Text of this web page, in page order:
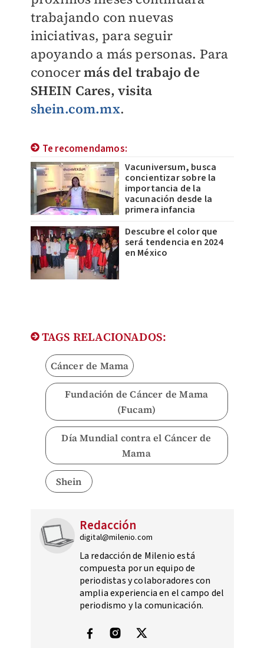
trabajando con nuevas
iniciativas, para seguir
apoyando a más personas. Para
conocermás del trabajo de
SHEIN Cares, visita
shein.com.mx.
Te recomendamos:
Vacuniversum, busca
concientizar sobre la
importancia de la
vacunación desde la
primera infancia
Descubre el color que
será tendencia en 2024
en México
TAGS RELACIONADOS:
Cáncer de Mama
Fundación de Cáncer de Mama
(Fucam)
Día Mundial contra el Cáncer de
Mama
Shein
Redacción
digital@milenio.com
La redacción de Milenio está
compuesta por un equipo de
periodistas y colaboradores con
amplia experiencia en el campo del
periodismo y la comunicación.